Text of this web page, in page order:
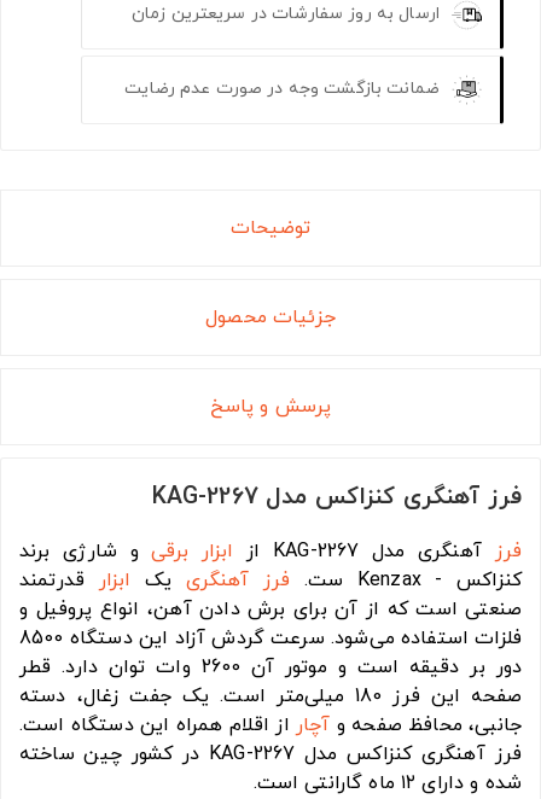
ارسال به روز سفارشات در سریعترین زمان
ضمانت بازگشت وجه در صورت عدم رضایت
توضیحات
جزئیات محصول
پرسش و پاسخ
فرز آهنگری کنزاکس مدل KAG-2267
فرز آهنگری مدل KAG-2267 از ابزار برقیو شارژی برند
کنزاکس - Kenzax ست.
فرز آهنگری یک ابزار
قدرتمند
صنعتی است که از آن برای برش دادن آهن، انواع پروفیل و
فلزات استفاده می‌شود. سرعت گردش آزاد این دستگاه 8500
دور بر دقیقه است و موتور آن 2600 وات توان دارد. قطر
صفحه این فرز 180 میلی‌متر است. یک جفت زغال، دسته
جانبی، محافظ صفحه و آچار از اقلام همراه این دستگاه است.
فرز آهنگری کنزاکس مدل KAG-2267 در کشور چین ساخته
شده و دارای ۱۲ ماه گارانتی است.